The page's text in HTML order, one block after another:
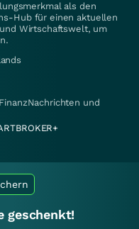
als den
Hub für einen aktuellen
Wirtschaftswelt, um
und
geschenkt!